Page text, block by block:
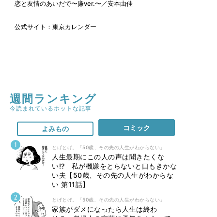
恋と友情のあいだで〜廉ver.〜／安本由佳
公式サイト： 東京カレンダー
週間ランキング
今読まれているホットな記事
よみもの コミック
とげとげ。「50歳、その先の人生がわからない」
人生最期にこの人の声は聞きたくな
い⁉ 私が機嫌をとらないと口もきかな
い夫【50歳、その先の人生がわからな
い 第11話】
とげとげ。「50歳、その先の人生がわからない」
家族がダメになったら人生は終わ